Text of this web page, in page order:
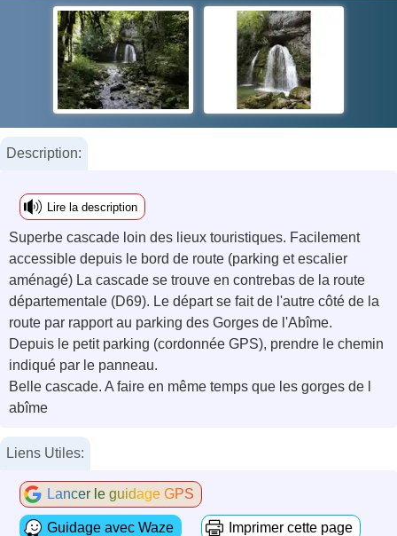
Description:
Lire la description
Superbe cascade loin des lieux touristiques. Facilement
accessible depuis le bord de route (parking et escalier
aménagé) La cascade se trouve en contrebas de la route
départementale (D69). Le départ se fait de l'autre côté de la
route par rapport au parking des Gorges de l'Abîme.
Depuis le petit parking (cordonnée GPS), prendre le chemin
indiqué par le panneau.
Belle cascade. A faire en même temps que les gorges de l
abîme
Liens Utiles:
Lancer le guidage GPS
Guidage avec Waze Imprimer cette page